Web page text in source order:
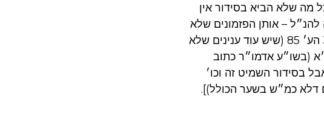
מה שלא הביא בסידור אין
– אותן הפזמונים שלא
הביא בהסידור בודאי אין לאמרם). סה״ש תשמ״ט ח״א ע׳ 379 הע׳ 85 (שיש עוד ענינים שלא
(בשו״ע אדמו״ר כתוב
בסידור השמיט זה וכו׳
דלא כמ״ש בשער הכולל)].